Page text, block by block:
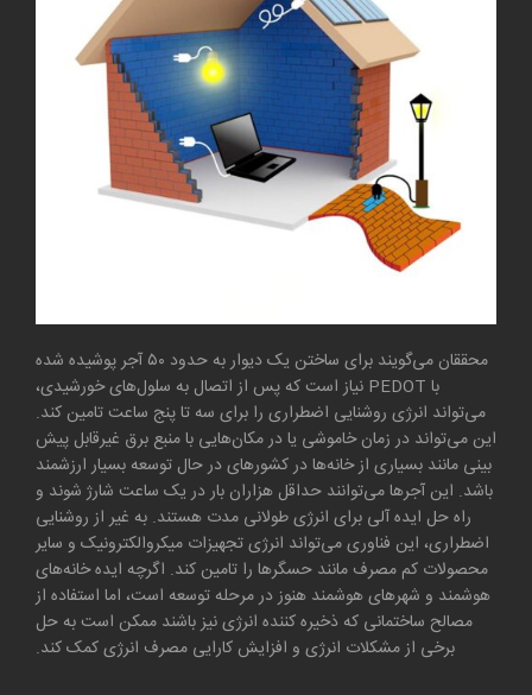
محققان می‌گویند برای ساختن یک دیوار به حدود ۵۰ آجر پوشیده شده
با PEDOT نیاز است که پس از اتصال به سلول‌های خورشیدی،
می‌تواند انرژی روشنایی اضطراری را برای سه تا پنج ساعت تامین کند.
این می‌تواند در زمان خاموشی یا در مکان‌هایی با منبع برق غیرقابل پیش
بینی مانند بسیاری از خانه‌ها در کشور‌های در حال توسعه بسیار ارزشمند
باشد. این آجر‌ها می‌توانند حداقل هزاران بار در یک ساعت شارژ شوند و
راه حل‌ ایده آلی برای انرژی طولانی مدت هستند. به غیر از روشنایی
اضطراری، این فناوری می‌تواند انرژی تجهیزات میکروالکترونیک و سایر
محصولات کم مصرف مانند حسگر‌ها را تامین کند. اگرچه ایده خانه‌های
هوشمند و شهر‌های هوشمند هنوز در مرحله توسعه است، اما استفاده از
مصالح ساختمانی که ذخیره کننده انرژی نیز باشند ممکن است به حل
برخی از مشکلات انرژی و افزایش کارایی مصرف انرژی کمک کند.